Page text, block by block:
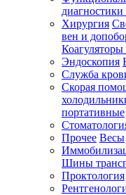
Все
покупки
в
одном
месте
Личный
менеджер
Отслеживание
статуса
заказа
диагностики
Хирургия
вен и
Коагуляторы
Эндоскопия
Служба
Скорая
портативные
Прочее Весы
Шины
Проктология